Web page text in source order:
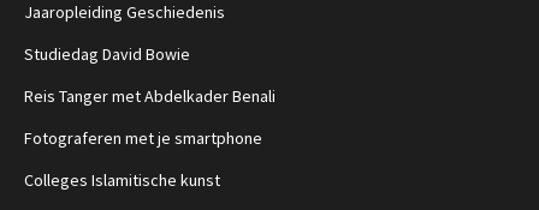
Jaaropleiding Geschiedenis
Studiedag David Bowie
Reis Tanger met Abdelkader Benali
Fotograferen met je smartphone
Colleges Islamitische kunst